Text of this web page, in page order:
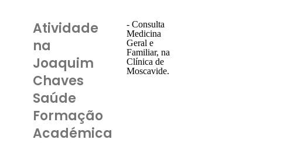
Atividade
na
Joaquim
Chaves
Saúde
Formação
Académica
- Consulta
Medicina
Geral e
Familiar, na
Clínica de
Moscavide.